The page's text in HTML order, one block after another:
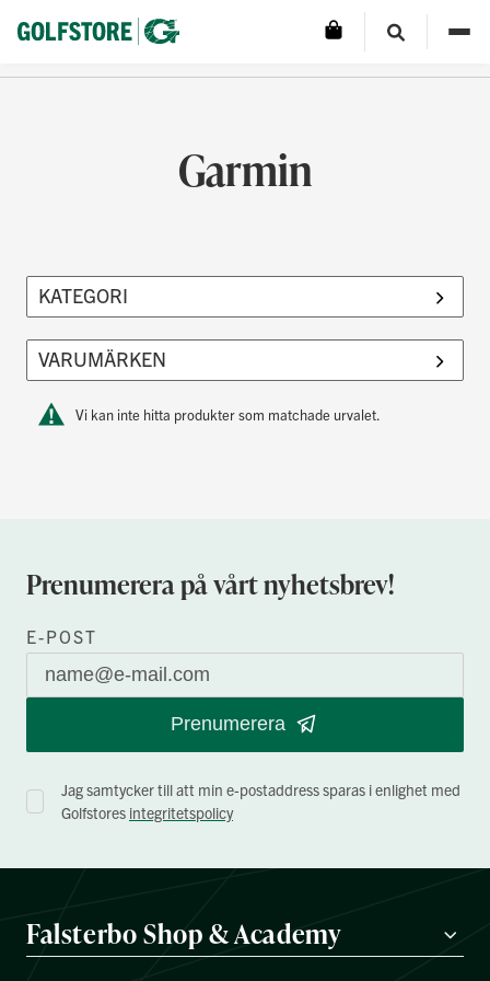
Garmin
Vi kan inte hitta produkter som matchade urvalet.
Prenumerera på vårt nyhetsbrev!
E-POST
Prenumerera
Jag samtycker till att min e-postaddress sparas i enlighet med
Golfstores integritetspolicy
Falsterbo Shop & Academy